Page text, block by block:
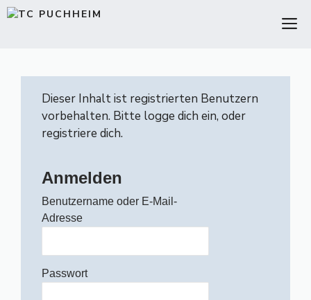
Zum
Dieser Inhalt ist registrierten Benutzern
vorbehalten. Bitte logge dich ein, oder
registriere dich.
Anmelden
Benutzername oder E-Mail-
Adresse
Passwort